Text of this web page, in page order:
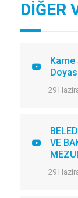
DİĞER
Karne
29
VE
29